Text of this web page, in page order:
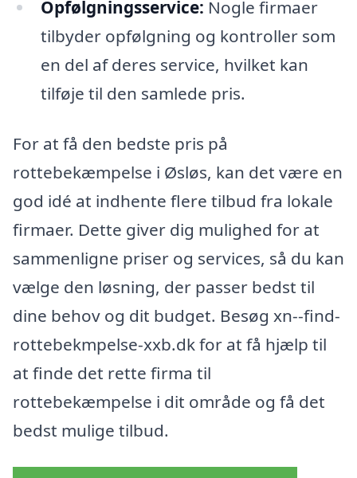
Opfølgningsservice: Nogle firmaer
tilbyder opfølgning og kontroller som
en del af deres service, hvilket kan
tilføje til den samlede pris.
For at få den bedste pris på
rottebekæmpelse i Øsløs, kan det være en
god idé at indhente flere tilbud fra lokale
firmaer. Dette giver dig mulighed for at
sammenligne priser og services, så du kan
vælge den løsning, der passer bedst til
dine behov og dit budget. Besøg xn--find-
rottebekmpelse-xxb.dk for at få hjælp til
at finde det rette firma til
rottebekæmpelse i dit område og få det
bedst mulige tilbud.